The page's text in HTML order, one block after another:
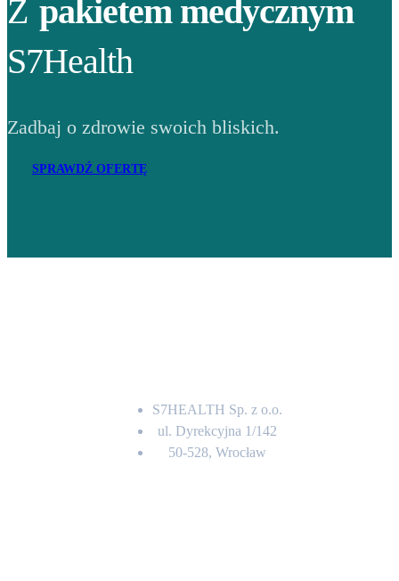
Z pakietem medycznym
S7Health
Zadbaj o zdrowie swoich bliskich.
SPRAWDŹ OFERTĘ
S7HEALTH Sp. z o.o.
ul. Dyrekcyjna 1/142
50-528, Wrocław